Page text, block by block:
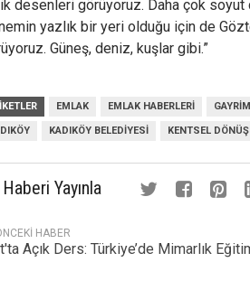
desenleri görüyoruz. Daha çok soyut
yazlık bir yeri olduğu için de
Güneş, deniz, kuşlar gibi.”
EMLAK EMLAK HABERLERI
KADIKÖY BELEDIYESI KENTSEL
Yayınla
HABER
Açık Ders: Türkiye’de Mimarlık